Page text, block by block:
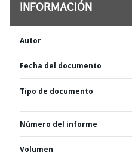
INFORMACIÓN
Autor
Fecha del documento
Tipo de documento
Número del informe
Volumen